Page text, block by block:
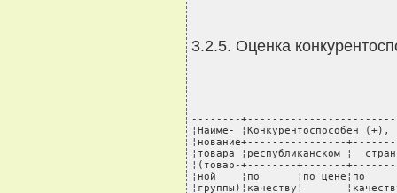
3.2.5. Оценка
--------
¦Наиме- ¦Конкурентоспособен
¦нование+----------------
¦товара ¦республиканском ¦
¦(товар-+--------+-------
¦ной    ¦по      ¦по цене¦по
¦группы)¦качеству¦